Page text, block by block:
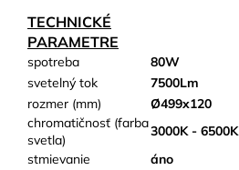
TECHNICKÉ
PARAMETRE
spotreba
80W
svetelný tok
7500Lm
rozmer (mm)
Ø499x120
chromatičnosť (farba
svetla)
3000K - 6500K
stmievanie
áno